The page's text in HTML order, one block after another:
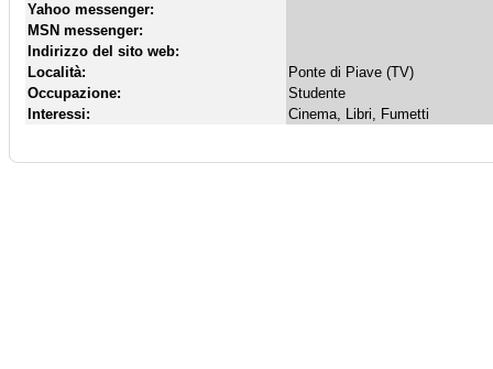
Yahoo messenger:
MSN messenger:
Indirizzo del sito web:
Località:
Ponte di Piave (TV)
Occupazione:
Studente
Interessi:
Cinema, Libri, Fumetti